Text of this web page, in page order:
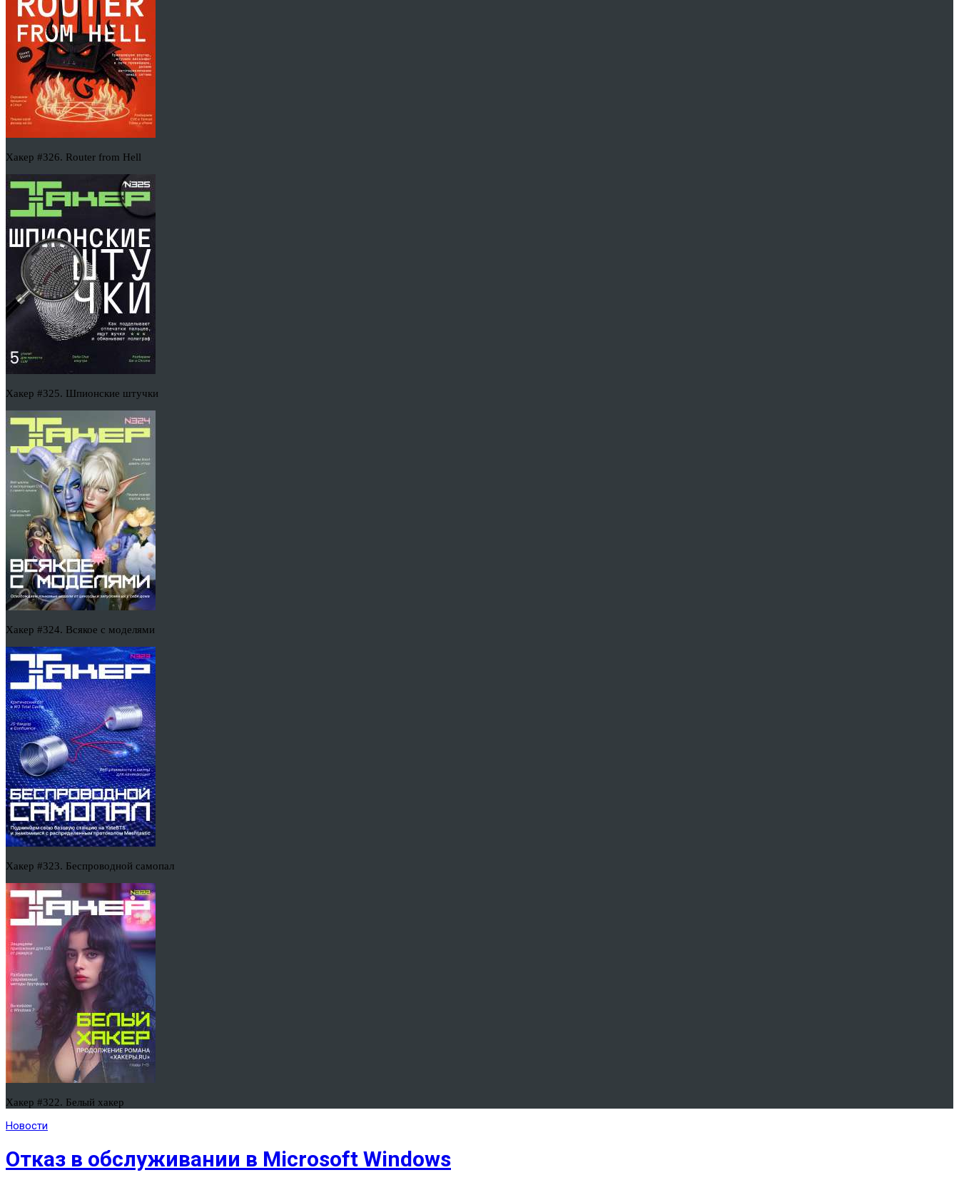
Хакер #326. Router from Hell
Хакер #325. Шпионские штучки
Хакер #324. Всякое с моделями
Хакер #323. Беспроводной самопал
Хакер #322. Белый хакер
Новости
Отказ в обслуживании в Microsoft Windows